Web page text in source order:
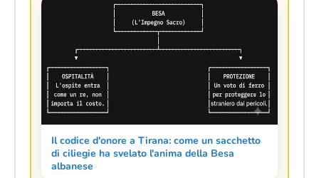
Il codice d'onore a Tirana: come un sacchetto
di ciliegie ha svelato l'anima della Besa
albanese